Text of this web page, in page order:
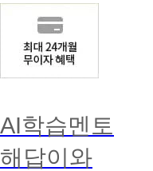
AI학습멘토
해답이와